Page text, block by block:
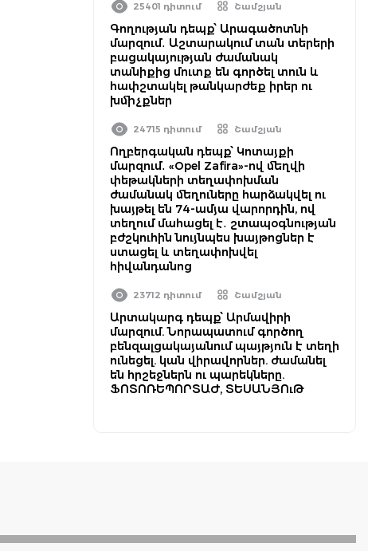
25401 դիտում Շամշյան
Գողության դեպք՝ Արագածոտնի
մարզում․ Աշտարակում տան տերերի
բացակայության ժամանակ
տանիքից մուտք են գործել տուն և
հափշտակել թանկարժեք իրեր ու
խմիչքներ
24715 դիտում Շամշյան
Ողբերգական դեպք՝ Կոտայքի
մարզում․ «Opel Zafira»-ով մեղվի
փեթակների տեղափոխման
ժամանակ մեղուները հարձակվել ու
խայթել են 74-ամյա վարորդին, ով
տեղում մահացել է․ շտապօգնության
բժշկուհին նույնպես խայթոցներ է
ստացել և տեղափոխվել
հիվանդանոց
23712 դիտում Շամշյան
Արտակարգ դեպք՝ Արմավիրի
մարզում. Նորապատում գործող
բենզալցակայանում պայթյուն է տեղի
ունեցել. կան վիրավորներ. ժամանել
են հրշեջներն ու պարեկները.
ՖՈՏՈՌԵՊՈՐՏԱԺ, ՏԵՍԱՆՅՈւԹ